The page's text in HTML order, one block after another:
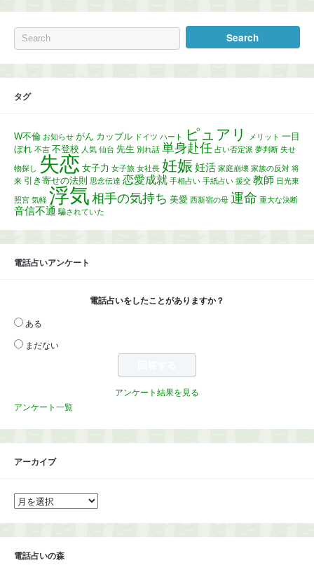
タグ
W不倫 お知らせ がん カップル ドイツ ハート ピュアリ メリット 一目
ぼれ 不吉 不登校 人気 仙台 先生 別れ話 単身赴任 占い否定派 夢判断 失せ
物探し 失恋 女子力 女子旅 女社長 妊娠妊活 家庭崩壊 家族の反対 将
来 引き寄せの法則 思念伝達 恋愛成就 手相占い 手紙占い 援交 教師 日光東
照宮 気軽 浮気 相手の気持ち 美愛 西新宿の母 運命 重大な決断
音信不通 騙されていた
電話占いアンケート
電話占いをしたことがありますか？
ある
まだない
アンケート結果を見る
アンケート一覧
アーカイブ
ア
ー
イ
電話占いの森